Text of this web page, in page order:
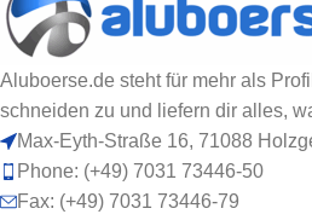
Aluboerse.de steht für mehr als
schneiden zu und liefern dir alles,
Max-Eyth-Straße 16, 71088
Phone: (+49) 7031 73446-50
Fax: (+49) 7031 73446-79